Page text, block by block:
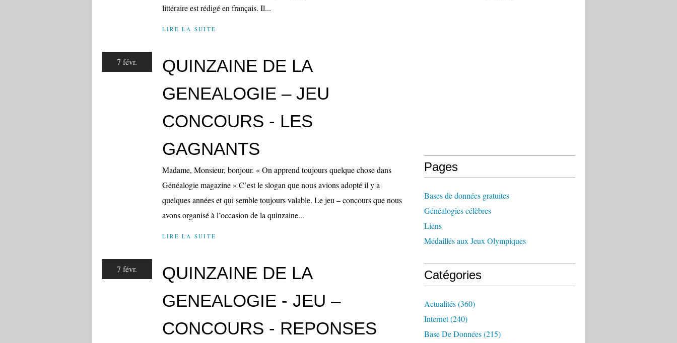
littéraire est rédigé en français. Il...
LIRE LA SUITE
7 févr.
QUINZAINE DE LA
GENEALOGIE – JEU
CONCOURS - LES
GAGNANTS
Madame, Monsieur, bonjour. « On apprend toujours quelque chose dans
Généalogie magazine » C’est le slogan que nous avions adopté il y a
quelques années et qui semble toujours valable. Le jeu – concours que nous
avons organisé à l’occasion de la quinzaine...
LIRE LA SUITE
7 févr.
QUINZAINE DE LA
GENEALOGIE - JEU –
CONCOURS - REPONSES
Pages
Bases de données gratuites
Généalogies célèbres
Liens
Médaillés aux Jeux Olympiques
Catégories
Actualités(360)
Internet(240)
Base De Données(215)